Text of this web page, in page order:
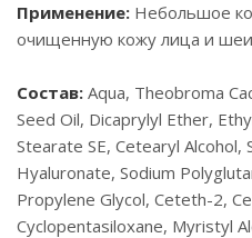
Применение: Небольшое
очищенную кожу лица и
Состав: Aqua, Theobroma
Seed Oil, Dicaprylyl Ether,
Stearate SE, Cetearyl Alcohol,
Hyaluronate, Sodium
Propylene Glycol, Ceteth-2,
Cyclopentasiloxane, Myristyl